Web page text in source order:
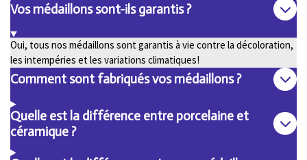
Vos médaillons sont-ils garantis ?
Oui, tous nos médaillons sont garantis à vie contre la décoloration,
les intempéries et les variations climatiques!
Comment sont fabriqués vos médaillons ?
Quelle est la différence entre porcelaine et
céramique ?